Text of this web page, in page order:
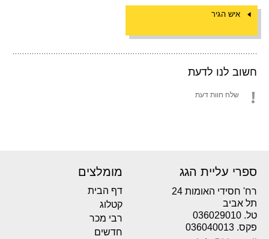
איש הגיר
חשוב לנו לדעת
שלח חוות דעת
ספרי עליית הגג
רח' חסידי האומות 24
תל אביב
טל. 036029010
פקס. 036040013
מומלצים
דף הבית
קטלוג
רבי מכר
חדשים